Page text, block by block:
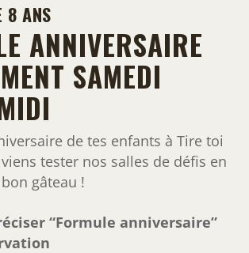
8 ANS
ANNIVERSAIRE
SAMEDI
de tes enfants à Tire toi
tester nos salles de défis en
gâteau !
“Formule anniversaire”